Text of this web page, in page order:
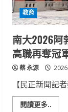
承
歡
送
原
民
畢
業
生
教育
南大2026阿
高職再奪冠
蔡 永源
【民正新聞記
閱讀更多..